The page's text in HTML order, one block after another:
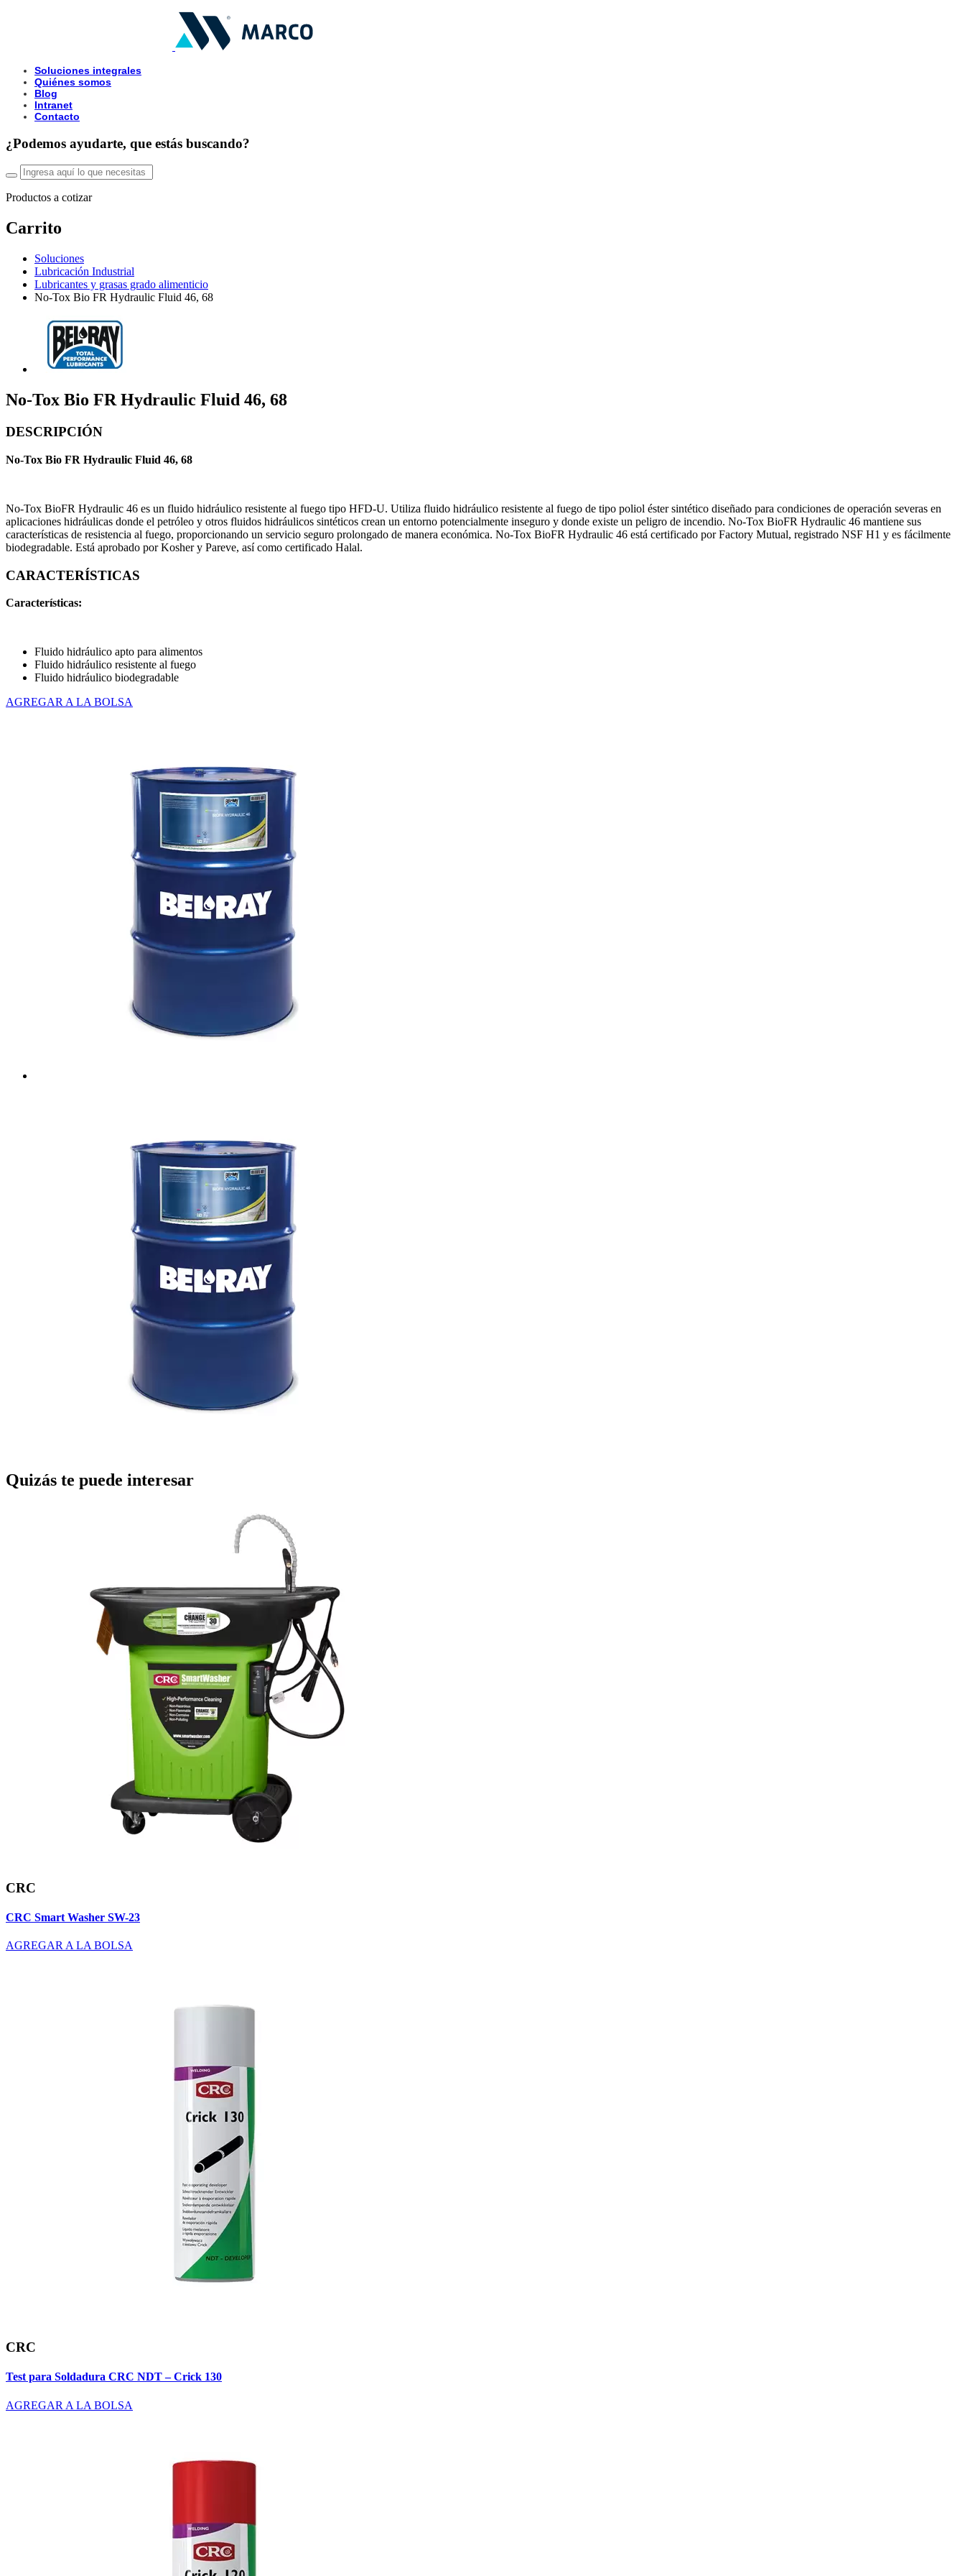
Soluciones integrales
Quiénes somos
Blog
Intranet
Contacto
¿Podemos ayudarte, que estás buscando?
Productos a cotizar
Carrito
Soluciones
Lubricación Industrial
Lubricantes y grasas grado alimenticio
No-Tox Bio FR Hydraulic Fluid 46, 68
No-Tox Bio FR Hydraulic Fluid 46, 68
DESCRIPCIÓN
No-Tox Bio FR Hydraulic Fluid 46, 68
No-Tox BioFR Hydraulic 46 es un fluido hidráulico resistente al fuego tipo HFD-U. Utiliza fluido hidráulico resistente al fuego de tipo poliol éster sintético diseñado para condiciones de operación severas en
aplicaciones hidráulicas donde el petróleo y otros fluidos hidráulicos sintéticos crean un entorno potencialmente inseguro y donde existe un peligro de incendio. No-Tox BioFR Hydraulic 46 mantiene sus
características de resistencia al fuego, proporcionando un servicio seguro prolongado de manera económica. No-Tox BioFR Hydraulic 46 está certificado por Factory Mutual, registrado NSF H1 y es fácilmente
biodegradable. Está aprobado por Kosher y Pareve, así como certificado Halal.
CARACTERÍSTICAS
Características:
Fluido hidráulico apto para alimentos
Fluido hidráulico resistente al fuego
Fluido hidráulico biodegradable
AGREGAR A LA BOLSA
Quizás te puede interesar
CRC
CRC Smart Washer SW-23
AGREGAR A LA BOLSA
CRC
Test para Soldadura CRC NDT – Crick 130
AGREGAR A LA BOLSA